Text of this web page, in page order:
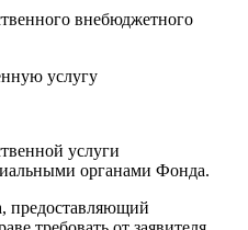
внебюджетного
услугу
услуги
органами Фонда.
предоставляющий